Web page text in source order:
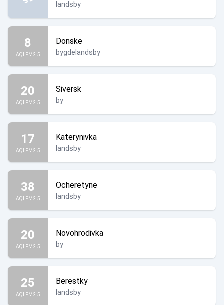
landsby
8
AQI PM2.5
Donske
bygdelandsby
20
AQI PM2.5
Siversk
by
17
AQI PM2.5
Katerynivka
landsby
38
AQI PM2.5
Ocheretyne
landsby
20
AQI PM2.5
Novohrodivka
by
25
AQI PM2.5
Berestky
landsby